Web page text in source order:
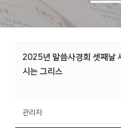
2025년 말씀사경회 셋째날
시는 그리스
관리자